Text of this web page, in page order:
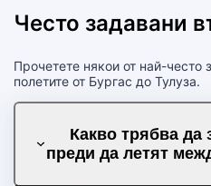
Често задавани
Прочетете някои от най-често
полетите от Бургас до Тулуза.
Какво трябва да
преди да летят